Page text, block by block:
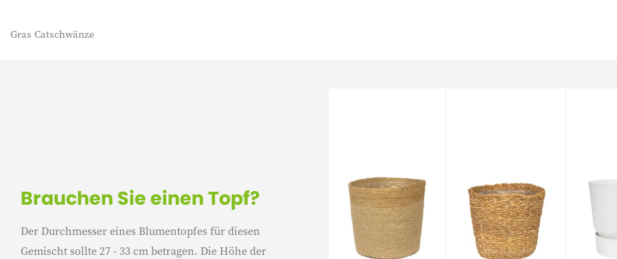
Brauchen Sie einen Topf?
Der Durchmesser eines Blumentopfes für diesen
Gemischt sollte 27 - 33 cm betragen. Die Höhe der
Gras Catschwänze